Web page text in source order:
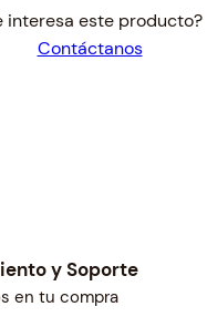
was:
$18.35.
is:
$17.00.
interesa este producto?
Contáctanos
y Soporte
en tu compra